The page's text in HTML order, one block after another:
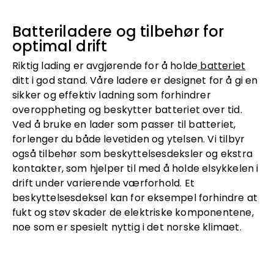
Batteriladere og tilbehør for
optimal drift
Riktig lading er avgjørende for å holde batteriet
ditt i god stand. Våre ladere er designet for å gi en
sikker og effektiv ladning som forhindrer
overoppheting og beskytter batteriet over tid.
Ved å bruke en lader som passer til batteriet,
forlenger du både levetiden og ytelsen. Vi tilbyr
også tilbehør som beskyttelsesdeksler og ekstra
kontakter, som hjelper til med å holde elsykkelen i
drift under varierende værforhold. Et
beskyttelsesdeksel kan for eksempel forhindre at
fukt og støv skader de elektriske komponentene,
noe som er spesielt nyttig i det norske klimaet.